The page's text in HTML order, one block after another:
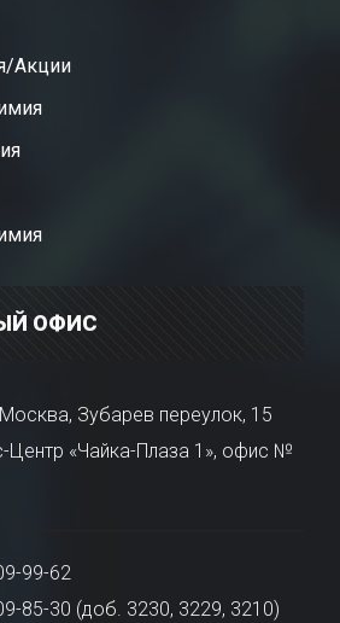
Акции
ОФИС
Зубарев переулок, 15
Центр «Чайка-Плаза 1», офис №
99-62
85-30 (доб. 3230, 3229, 3210)